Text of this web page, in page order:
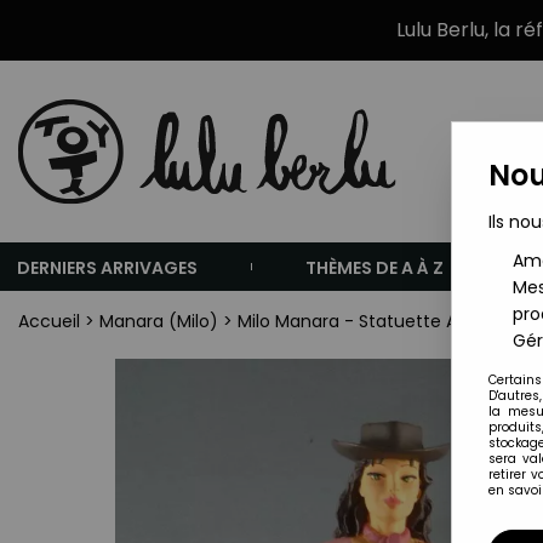
Lulu Berlu, la
DERNIERS ARRIVAGES THÈMES DE A À Z
Accueil > Manara (Milo) > Milo Manara - Statuette Altaya N°
Ils
la
sera
retirer
en